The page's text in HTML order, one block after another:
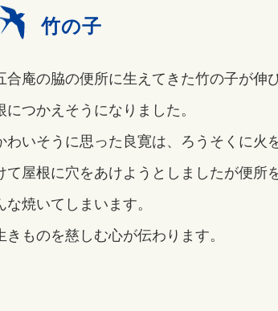
竹の子
合庵の脇の便所に生えてきた竹の子が伸
につかえそうになりました。
わいそうに思った良寛は、ろうそくに火
て屋根に穴をあけようとしましたが便所
な焼いてしまいます。
きものを慈しむ心が伝わります。